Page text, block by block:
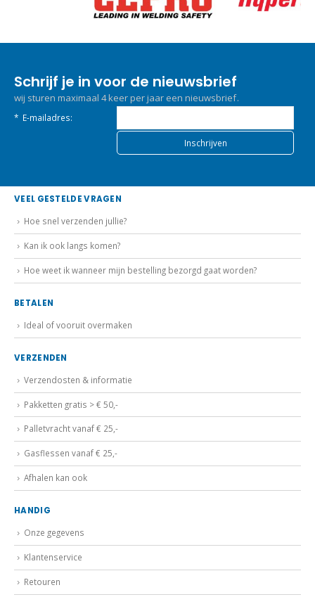
wij sturen maximaal 4 keer per jaar een nieuwsbrief.
*E-mailadres:
VEEL GESTELDE VRAGEN
Kan ik ook langs komen?
Hoe weet ik wanneer mijn bestelling bezorgd gaat worden?
Palletvracht vanaf € 25,-
Gasflessen vanaf € 25,-
Afhalen kan ook
Klantenservice
Retouren